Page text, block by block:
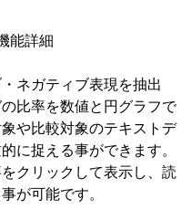
能詳細
ネガティブ表現を抽出
比率を数値と円グラフで
や比較対象のテキストデ
に捉える事ができます。
クリックして表示し、読
が可能です。